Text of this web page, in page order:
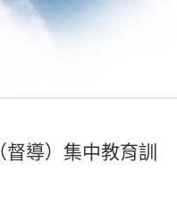
導）集中教育訓